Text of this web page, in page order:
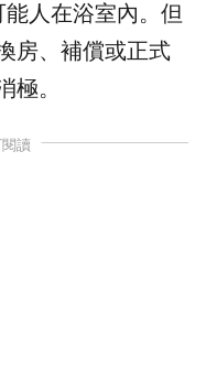
人在浴室內。但
房、補償或正式
極。
讀